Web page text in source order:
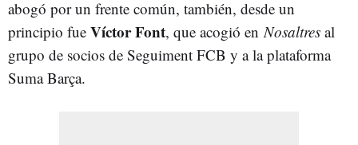
abogó por un frente común, también, desde un
principio fue Víctor Font, que acogió en Nosaltres al
grupo de socios de Seguiment FCB y a la plataforma
Suma Barça.